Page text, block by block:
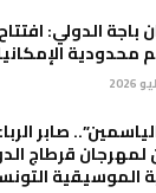
باجة الدولي:
محدودية
صابر
لمهرجان قرطاج
الموسيقية